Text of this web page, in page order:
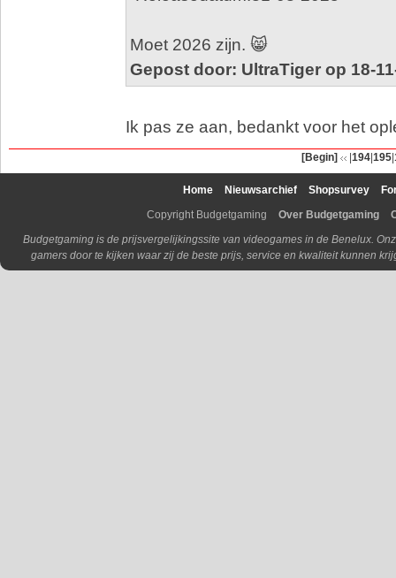
Moet 2026 zijn. 😸
Gepost door: UltraTiger op 18-
Ik pas ze aan, bedankt voor het
[Begin] 194 195
Home Nieuwsarchief Shopsurvey
Copyright Budgetgaming
Over Budgetgaming
Budgetgaming is de prijsvergelijkingssite van videogames in de Benelux.
gamers door te kijken waar zij de beste prijs, service en kwaliteit kunnen